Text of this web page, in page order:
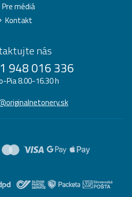
Pre médiá
Kontakt
nás
948 016 336
Pia 8.00-16.30 h